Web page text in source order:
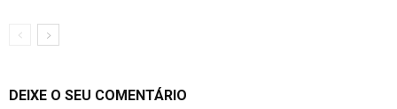
DEIXE O SEU COMENTÁRIO